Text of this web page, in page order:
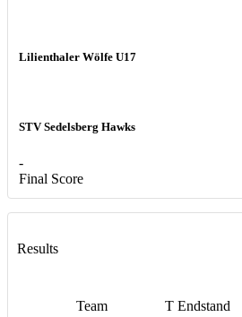
Lilienthaler Wölfe U17
STV Sedelsberg Hawks
-
Final Score
Results
Team T Endstand